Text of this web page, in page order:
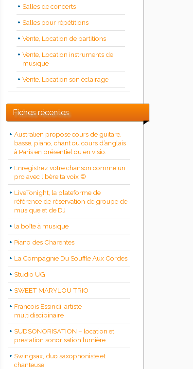
Salles de concerts
Salles pour répétitions
Vente, Location de partitions
Vente, Location instruments de
musique
Vente, Location son éclairage
Fiches récentes
Australien propose cours de guitare,
basse, piano, chant ou cours d’anglais
à Paris en présentiel ou en visio.
Enregistrez votre chanson comme un
pro avec libère ta voix ©
LiveTonight, la plateforme de
référence de réservation de groupe de
musique et de DJ
la boîte à musique
Piano des Charentes
La Compagnie Du Souffle Aux Cordes
Studio UG
SWEET MARYLOU TRIO
Francois Essindi, artiste
multidiscipinaire
SUDSONORISATION – location et
prestation sonorisation lumière
Swingsax, duo saxophoniste et
chanteuse